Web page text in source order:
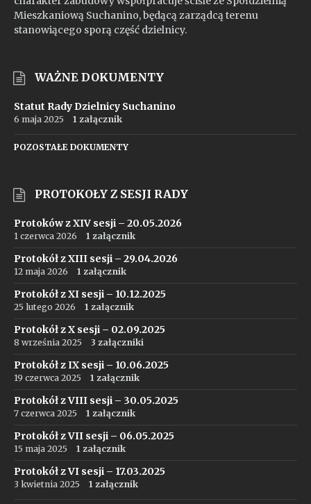
Mieszkaniową Suchanino, będącą zarządcą terenu
stanowiącego sporą część dzielnicy.
WAŻNE DOKUMENTY
Statut Rady Dzielnicy Suchanino
6 maja 2025 1 załącznik
POZOSTAŁE DOKUMENTY
PROTOKOŁY Z SESJI RADY
Protoków z XIV sesji – 20.05.2026
1 czerwca 2026 1 załącznik
Protokół z XIII sesji – 29.04.2026
12 maja 2026 1 załącznik
Protokół z XI sesji – 10.12.2025
25 lutego 2026 1 załącznik
Protokół z X sesji – 02.09.2025
8 września 2025 3 załączniki
Protokół z IX sesji – 10.06.2025
19 czerwca 2025 1 załącznik
Protokół z VIII sesji – 30.05.2025
7 czerwca 2025 1 załącznik
Protokół z VII sesji – 06.05.2025
15 maja 2025 1 załącznik
Protokół z VI sesji – 17.03.2025
3 kwietnia 2025 1 załącznik